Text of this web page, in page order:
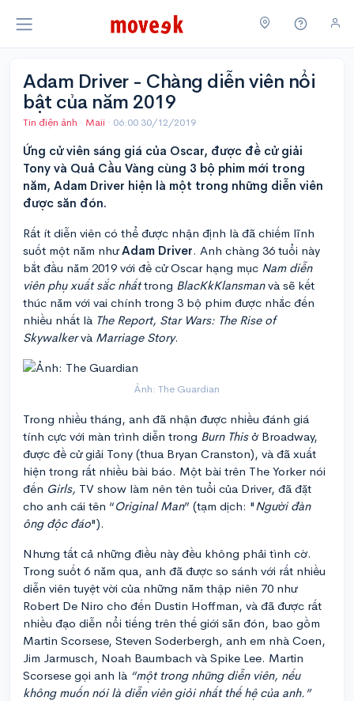
Adam Driver - Chàng diễn viên nổi
bật của năm 2019
Tin điện ảnh · Maii · 06:00 30/12/2019
Ứng cử viên sáng giá của Oscar, được đề cử giải
Tony và Quả Cầu Vàng cùng 3 bộ phim mới trong
năm, Adam Driver hiện là một trong những diễn viên
được săn đón.
Rất ít diễn viên có thể được nhận định là đã chiếm lĩnh
suốt một năm nhưAdam Driver. Anh chàng 36 tuổi này
bắt đầu năm 2019 với đề cử Oscar hạng mục Nam diễn
viên phụ xuất sắc nhấttrong BlacKkKlansmanvà sẽ kết
thúc năm với vai chính trong 3 bộ phim được nhắc đến
nhiều nhất là The Report, Star Wars: The Rise of
Skywalkervà Marriage Story.
Ảnh: The Guardian
Trong nhiều tháng, anh đã nhận được nhiều đánh giá
tính cực với màn trình diễn trong Burn Thisở Broadway,
được đề cử giải Tony (thua Bryan Cranston), và đã xuất
hiện trong rất nhiều bài báo. Một bài trên The Yorker nói
đến Girls, TV show làm nên tên tuổi của Driver, đã đặt
cho anh cái tên “Original Man” (tạm dịch: " Người đàn
ông độc đáo").
Nhưng tất cả những điều này đều không phải tình cờ.
Trong suốt 6 năm qua, anh đã được so sánh với rất nhiều
diễn viên tuyệt vời của những năm thập niên 70 như
Robert De Niro cho đến Dustin Hoffman, và đã được rất
nhiều đạo diễn nổi tiếng trên thế giới săn đón, bao gồm
Martin Scorsese, Steven Soderbergh, anh em nhà Coen,
Jim Jarmusch, Noah Baumbach và Spike Lee. Martin
Scorsese gọi anh là “một trong những diễn viên, nếu
không muốn nói là diễn viên giỏi nhất thế hệ của anh.”